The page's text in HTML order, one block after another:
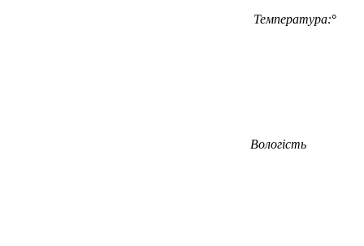
Температура:°
Вологість